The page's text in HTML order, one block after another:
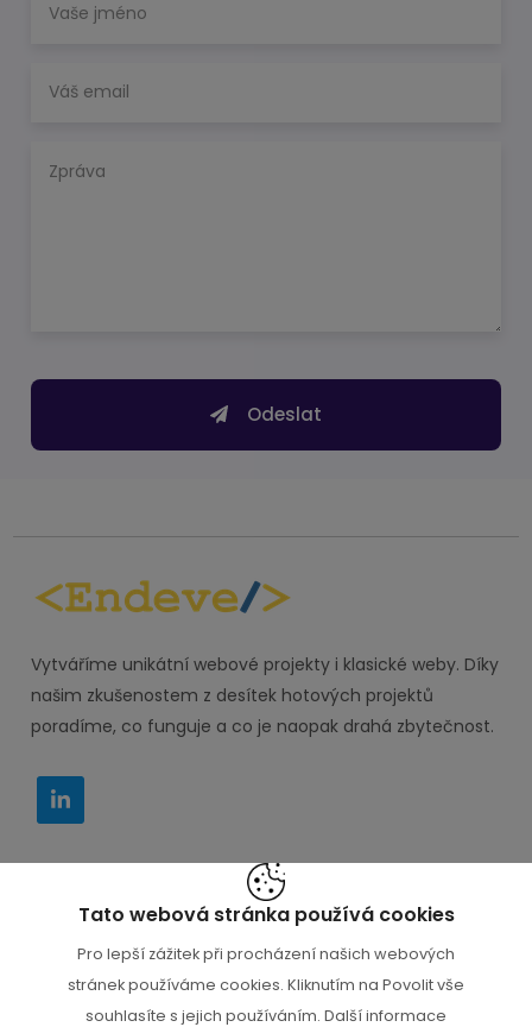
Tato webová stránka používá cookies
Pro lepší zážitek při procházení našich webových
stránek používáme cookies. Kliknutím na Povolit vše
souhlasíte s jejich používáním. Další informace
Odeslat
Vytváříme unikátní webové projekty i klasické weby. Díky
našim zkušenostem z desítek hotových projektů
poradíme, co funguje a co je naopak drahá zbytečnost.
IT PORADCE s.r.o. Husova 579, Kralupy nad
Vltavou 27801
+420 777 000 112